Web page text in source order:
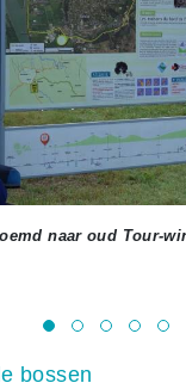
naar oud Tour-
bossen